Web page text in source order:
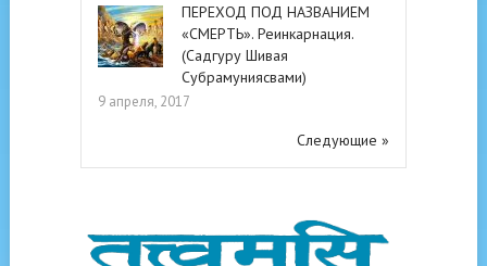
ПЕРЕХОД ПОД НАЗВАНИЕМ
«СМЕРТЬ». Реинкарнация.
(Садгуру Шивая
Субрамуниясвами)
9 апреля, 2017
Следующие »